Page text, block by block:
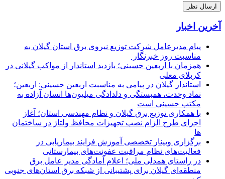
آخرین اخبار
پیام مدیرعامل شركت توزیع نیروی برق استان گیلان به
مناسبت روز خبرنگار ‌
همزمان با اربعین حسینی؛ بازدید استاندار از مواکب گیلانی در
کربلای معلی
استاندار گیلان در پیامی به مناسبت اربعین حسینی: اربعین؛
نماد وحدت، همبستگی و دلدادگی میلیون‌ها انسان آزاده به
مکتب حسینی است
با همکاری توزیع برق گیلان و نظام مهندسی استان؛ آغاز
اجرای طرح الزام نصب تجهیزات محافظ ولتاژ در ساختمان
ها
برگزاری وبینار تخصصی آموزش فرایند بیماریابی در
فعالیت‌های نظام مراقبت عفونت‌های بیمارستانی
در راستای همدلی ملی؛ اعلام آمادگی مدیر عامل برق
منطقه‌ای گیلان برای پشتیبانی از شبكه برق استان‌های جنوبی